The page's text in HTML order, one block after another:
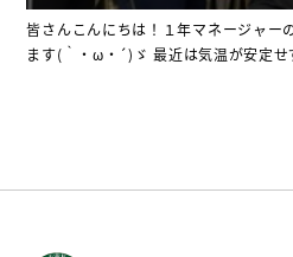
皆さんこんにちは！１年マネージャー
ます(｀・ω・´)ゞ 最近は気温が安定
体調を崩す人が増えてきました。皆
の予防をしっかりして、元気に過ご